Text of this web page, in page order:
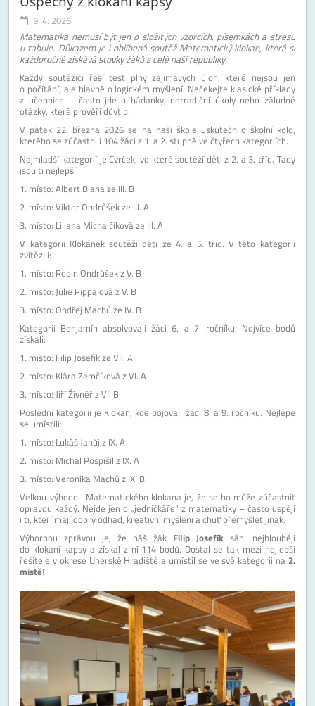
9. 4. 2026
Matematika nemusí být jen o složitých vzorcích, písemkách a stresu
u tabule. Důkazem je i oblíbená soutěž Matematický klokan, která si
každoročně získává stovky žáků z celé naší republiky.
Každý soutěžící řeší test plný zajímavých úloh, které nejsou jen
o počítání, ale hlavně o logickém myšlení. Nečekejte klasické příklady
z učebnice – často jde o hádanky, netradiční úkoly nebo záludné
otázky, které prověří důvtip.
V pátek 22. března 2026 se na naší škole uskutečnilo školní kolo,
kterého se zúčastnili 104 žáci z 1. a 2. stupně ve čtyřech kategoriích.
Nejmladší kategorií je Cvrček, ve které soutěží děti z 2. a 3. tříd. Tady
jsou ti nejlepší:
1. místo: Albert Blaha ze III. B
2. místo: Viktor Ondrůšek ze III. A
3. místo: Liliana Michalčíková ze III. A
V kategorii Klokánek soutěží děti ze 4. a 5. tříd. V této kategorii
zvítězili:
1. místo: Robin Ondrůšek z V. B
2. místo: Julie Pippalová z V. B
3. místo: Ondřej Machů ze IV. B
Kategorii Benjamín absolvovali žáci 6. a 7. ročníku. Nejvíce bodů
získali:
1. místo: Filip Josefík ze VII. A
2. místo: Klára Zemčíková z VI. A
3. místo: Jiří Živnéř z VI. B
Poslední kategorií je Klokan, kde bojovali žáci 8. a 9. ročníku. Nejlépe
se umístili:
1. místo: Lukáš Janůj z IX. A
2. místo: Michal Pospíšil z IX. A
3. místo: Veronika Machů z IX. B
Velkou výhodou Matematického klokana je, že se ho může zúčastnit
opravdu každý. Nejde jen o „jedničkáře“ z matematiky – často uspějí
i ti, kteří mají dobrý odhad, kreativní myšlení a chuť přemýšlet jinak.
Výbornou zprávou je, že náš žák Filip Josefíksáhl nejhlouběji
do klokaní kapsy a získal z ní 114 bodů. Dostal se tak mezi nejlepší
řešitele v okrese Uherské Hradiště a umístil se ve své kategorii na 2.
místě!